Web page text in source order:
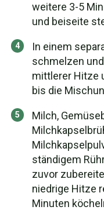
weitere 3-5
und beiseite
In einem
schmelzen
mittlerer Hitze
bis die
Milch,
ständigem
zuvor
niedrige Hitze
Minuten